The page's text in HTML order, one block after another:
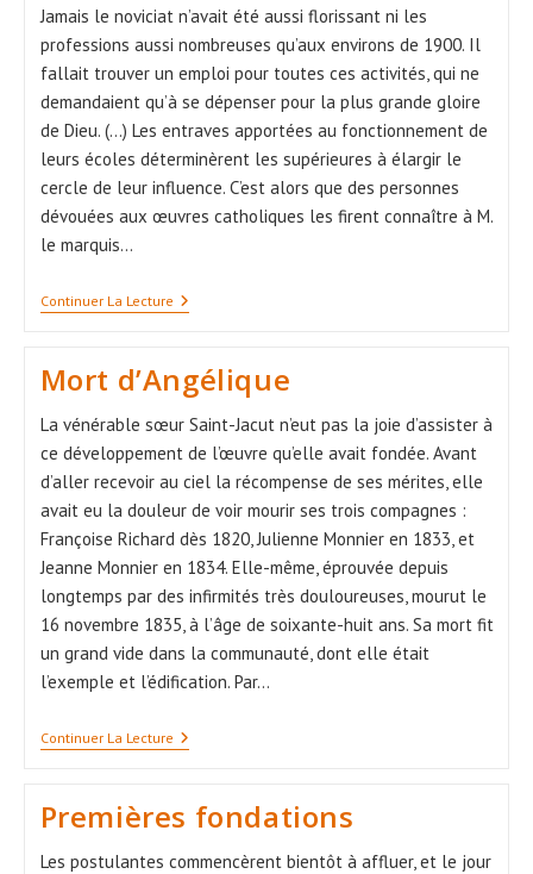
Jamais le noviciat n’avait été aussi florissant ni les
professions aussi nombreuses qu’aux environs de 1900. Il
fallait trouver un emploi pour toutes ces activités, qui ne
demandaient qu’à se dépenser pour la plus grande gloire
de Dieu. (...) Les entraves apportées au fonctionnement de
leurs écoles déterminèrent les supérieures à élargir le
cercle de leur influence. C’est alors que des personnes
dévouées aux œuvres catholiques les firent connaître à M.
le marquis…
Continuer La LectureFondations
En
Mort d’Angélique
La vénérable sœur Saint-Jacut n’eut pas la joie d’assister à
ce développement de l’œuvre qu’elle avait fondée. Avant
d’aller recevoir au ciel la récompense de ses mérites, elle
avait eu la douleur de voir mourir ses trois compagnes :
Françoise Richard dès 1820, Julienne Monnier en 1833, et
Jeanne Monnier en 1834. Elle-même, éprouvée depuis
longtemps par des infirmités très douloureuses, mourut le
16 novembre 1835, à l’âge de soixante-huit ans. Sa mort fit
un grand vide dans la communauté, dont elle était
l’exemple et l’édification. Par…
Continuer La LectureMort
D’Angélique
Premières fondations
Les postulantes commencèrent bientôt à affluer, et le jour